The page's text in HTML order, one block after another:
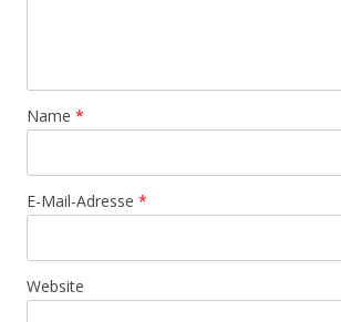
Name *
E-Mail-Adresse *
Website